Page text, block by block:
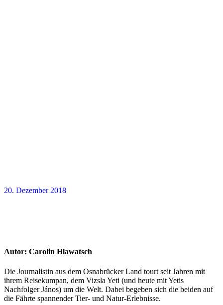
20. Dezember 2018
Autor: Carolin Hlawatsch
Die Journalistin aus dem Osnabrücker Land tourt seit Jahren mit
ihrem Reisekumpan, dem Vizsla Yeti (und heute mit Yetis
Nachfolger János) um die Welt. Dabei begeben sich die beiden auf
die Fährte spannender Tier- und Natur-Erlebnisse.